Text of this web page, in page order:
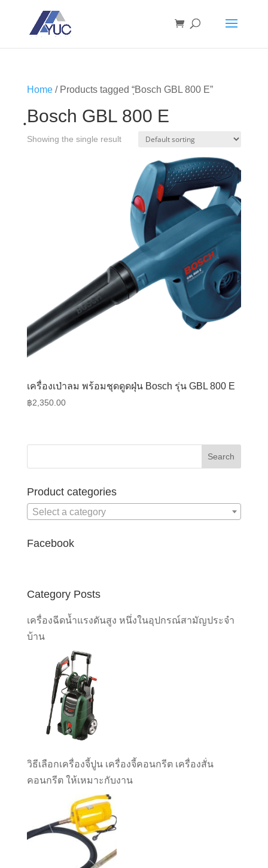
Home/ Products tagged “ฺBosch GBL 800 E”
ฺBosch GBL 800 E
Showing the single result
เครื่องเป่าลม พร้อมชุดดูดฝุ่น Bosch รุ่น GBL 800 E
฿2,350.00
Product categories
Select a category
Facebook
Category Posts
เครื่องฉีดน้ำแรงดันสูง หนึ่งในอุปกรณ์สามัญประจำ
บ้าน
วิธีเลือกเครื่องจี้ปูน เครื่องจี้คอนกรีต เครื่องสั่น
คอนกรีต ให้เหมาะกับงาน